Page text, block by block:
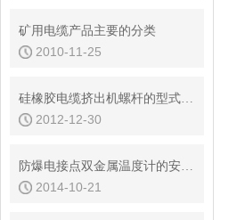
矿用电缆产品主要的分类
2010-11-25
硅橡胶电缆挤出机螺杆的型式改造
2012-12-30
防爆电接点双金属温度计的安装使用及维护
2014-10-21